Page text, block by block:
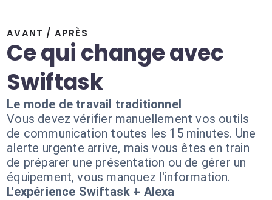
AVANT / APRÈS
Ce qui change avec
Swiftask
Le mode de travail traditionnel
Vous devez vérifier manuellement vos outils
de communication toutes les 15 minutes. Une
alerte urgente arrive, mais vous êtes en train
de préparer une présentation ou de gérer un
équipement, vous manquez l'information.
L'expérience Swiftask + Alexa